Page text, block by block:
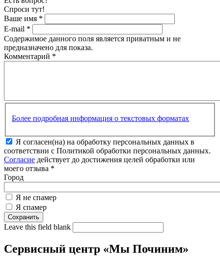
Спроси тут!
Ваше имя *
E-mail *
Содержимое данного поля является приватным и не
предназначено для показа.
Комментарий *
Более подробная информация о текстовых форматах
Я согласен(на) на обработку персональных данных в
соответствии с Политикой обработки персональных данных.
Согласие действует до достижения целей обработки или
моего отзыва *
Город
Я не спамер
Я спамер
Leave this field blank
Сервисный центр «Мы Починим»